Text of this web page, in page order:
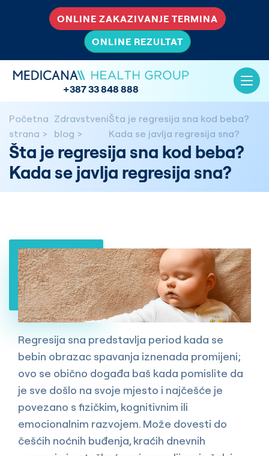
ONLINE ZAKAZIVANJE TERMINA
ONLINE REZULTAT
+387 33 848 888
Početna
strana
Zdravstveni
blog
Šta je regresija sna kod beba?
Kada se javlja regresija sna?
Šta je regresija sna kod beba?
Kada se javlja regresija sna?
Regresija sna predstavlja period kada se
bebin obrazac spavanja iznenada promijeni;
ovo se obično događa baš kada pomislite da
je sve došlo na svoje mjesto i najčešće je
povezano s fizičkim, kognitivnim ili
emocionalnim razvojem. Može dovesti do
češćih noćnih buđenja, kraćih dnevnih